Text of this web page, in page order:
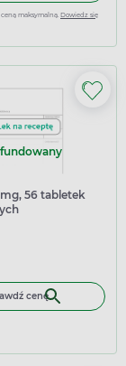
maksymalną. Dowiedz się
56 tabletek
cenę